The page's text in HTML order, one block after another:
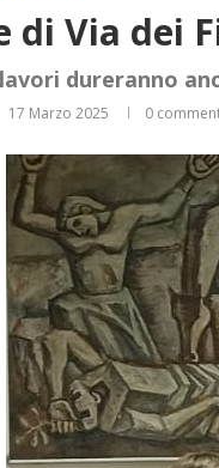
di Via dei
dureranno
17 Marzo 2025 0